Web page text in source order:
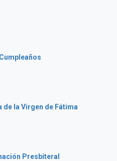
de la Virgen de Fátima
Presbiteral